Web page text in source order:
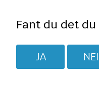
Fant du det
JA NEI